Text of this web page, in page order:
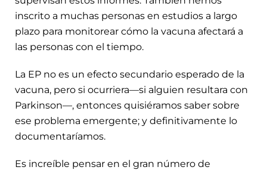
inscrito a muchas personas en estudios a largo
plazo para monitorear cómo la vacuna afectará a
las personas con el tiempo.
La EP no es un efecto secundario esperado de la
vacuna, pero si ocurriera—si alguien resultara con
Parkinson—, entonces quisiéramos saber sobre
ese problema emergente; y definitivamente lo
documentaríamos.
Es increíble pensar en el gran número de